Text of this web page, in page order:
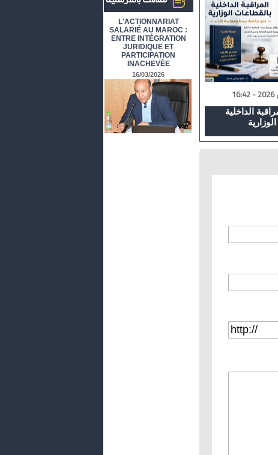
L'ACTIONNARIAT
SALARIÉ AU MAROC :
ENTRE INTÉGRATION
JURIDIQUE ET
PARTICIPATION
INACHEVÉE
16/03/2026
الداخلية